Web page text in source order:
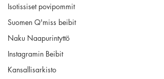
Isotissiset povipommit
Suomen Q'miss beibit
Naku Naapurintyttö
Instagramin Beibit
Kansallisarkisto